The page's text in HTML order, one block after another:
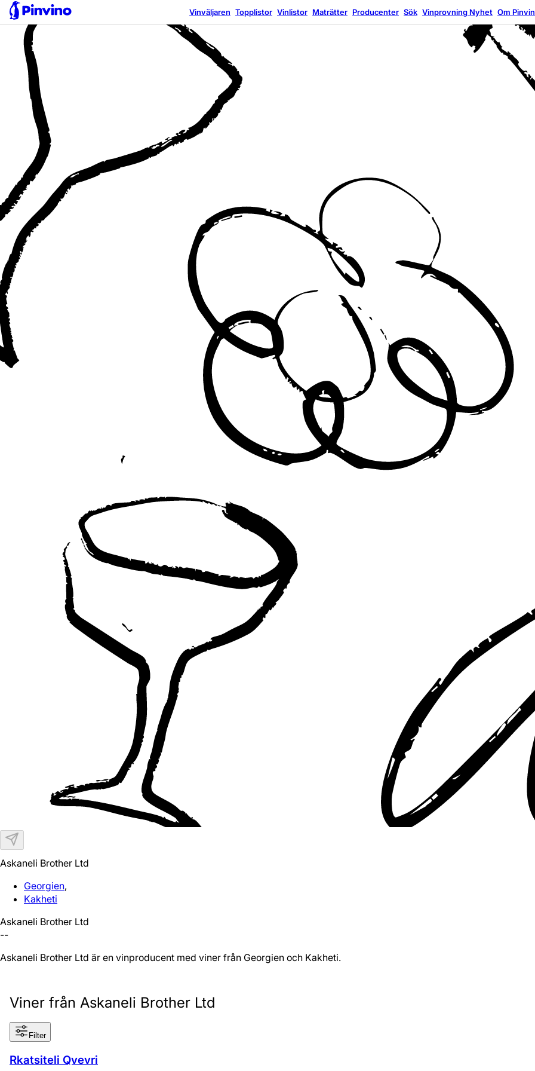
Vinväljaren Topplistor Vinlistor Maträtter Producenter Sök Vinprovning Nyhet Om
Askaneli Brother Ltd
Georgien,
Kakheti
Askaneli Brother Ltd
--
Askaneli Brother Ltd är en vinproducent med viner från Georgien och Kakheti.
Viner från Askaneli Brother Ltd
Filter
Äventyrlig
Rkatsiteli Qvevri